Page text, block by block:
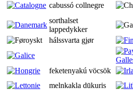
cabussó collnegre
sorthalset
lappedykker
hálssvarta gjør
feketenyakú vöcsök
melnkakla dūkuris